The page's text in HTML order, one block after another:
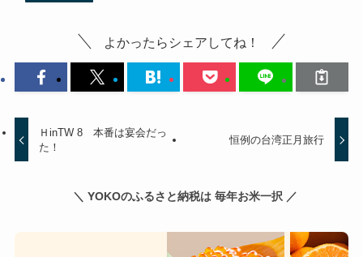
よかったらシェアしてね！
ＨinTW 8 本番は宴会だっ
た！
恒例の台湾正月旅行
＼ YOKOのふるさと納税は 毎年お米一択 ／